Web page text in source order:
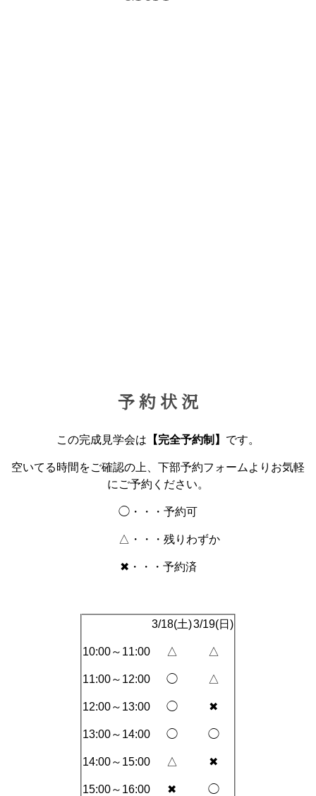
予 約 状 況
この完成見学会は 【完全予約制】 です。
空いてる時間をご確認の上、下部予約フォームよりお気軽
にご予約ください。
◯・・・予約可
△・・・残りわずか
✖・・・予約済
10:00～11:00
11:00～12:00
12:00～13:00
13:00～14:00
14:00～15:00
15:00～16:00
3/18(土)
△
◯
◯
◯
△
✖
3/19(日)
△
△
✖
◯
✖
◯